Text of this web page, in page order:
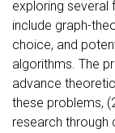
exploring several
include graph-
choice, and
algorithms. The
advance
these problems,
research through